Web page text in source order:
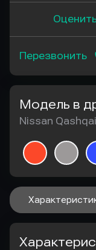
Перезвонить
Модель в
Nissan